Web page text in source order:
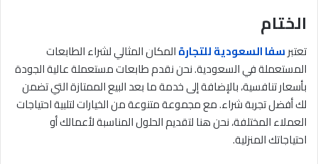
الختام
تعتبرسفا السعودية للتجارةالمكان المثالي لشراء الطابعات
المستعملة في السعودية. نحن نقدم طابعات مستعملة عالية الجودة
بأسعار تنافسية، بالإضافة إلى خدمة ما بعد البيع الممتازة التي تضمن
لك أفضل تجربة شراء. مع مجموعة متنوعة من الخيارات لتلبية احتياجات
العملاء المختلفة، نحن هنا لتقديم الحلول المناسبة لأعمالك أو
احتياجاتك المنزلية.